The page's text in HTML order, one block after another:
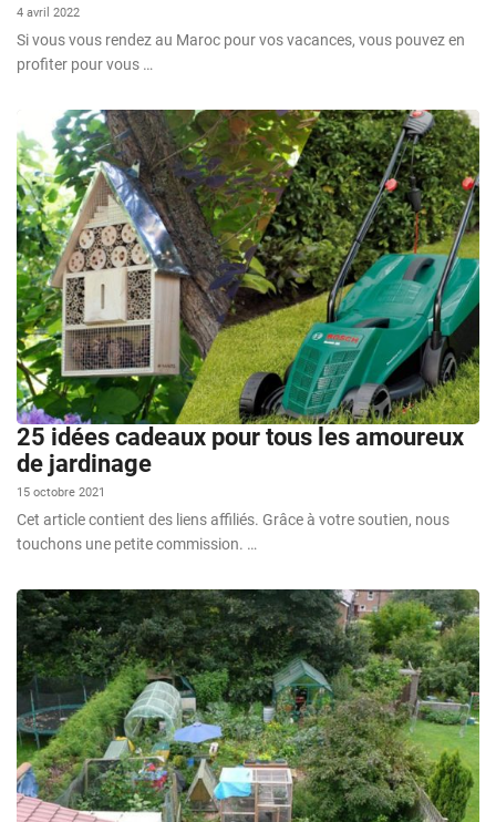
4 avril 2022
Si vous vous rendez au Maroc pour vos vacances, vous pouvez en
profiter pour vous …
25 idées cadeaux pour tous les amoureux
de jardinage
15 octobre 2021
Cet article contient des liens affiliés. Grâce à votre soutien, nous
touchons une petite commission. …